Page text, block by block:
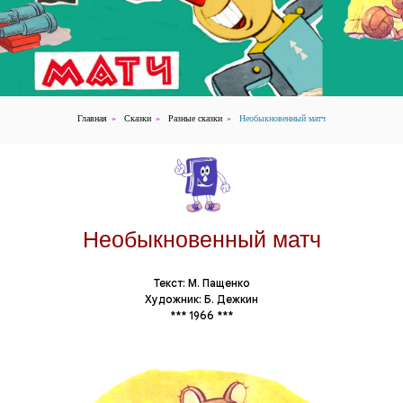
Главная » Сказки » Разные сказки » Необыкновенный матч
Необыкновенный матч
Текст: М. Пащенко
Художник: Б. Дежкин
*** 1966 ***